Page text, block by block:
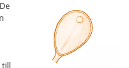
till